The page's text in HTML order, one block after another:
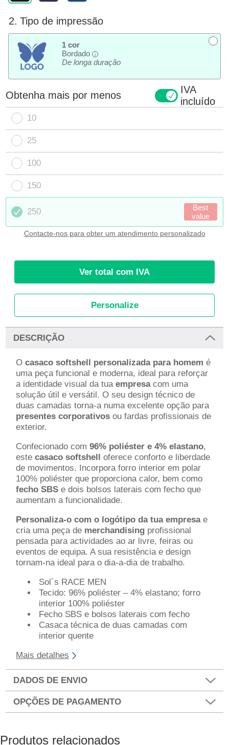
2. Tipo de impressão
1 cor
Bordado
i
De longa duração
Obtenha mais por menos
IVA
incluído
10
25
100
150
250
Best
value
Contacte-nos para obter um atendimento personalizado
Ver total com IVA
Personalize
DESCRIÇÃO
Ocasaco softshell personalizada para homem é
uma peça funcional e moderna, ideal para reforçar
a identidade visual da tuaempresacom uma
solução útil e versátil. O seu design técnico de
duas camadas torna-a numa excelente opção para
presentes corporativos ou fardas profissionais de
exterior.
Confecionado com96% poliéster e 4% elastano,
estecasaco softshell oferece conforto e liberdade
de movimentos. Incorpora forro interior em polar
100% poliéster que proporciona calor, bem como
fecho SBS e dois bolsos laterais com fecho que
aumentam a funcionalidade.
Personaliza-o com o logótipo da tua empresae
cria uma peça de merchandising profissional
pensada para actividades ao ar livre, feiras ou
eventos de equipa. A sua resistência e design
tornam-na ideal para o dia-a-dia de trabalho.
Sol´s RACE MEN
Tecido: 96% poliéster – 4% elastano; forro
interior 100% poliéster
Fecho SBS e bolsos laterais com fecho
Casaca técnica de duas camadas com
interior quente
Mais detalhes
DADOS DE ENVIO
OPÇÕES DE PAGAMENTO
Produtos relacionados